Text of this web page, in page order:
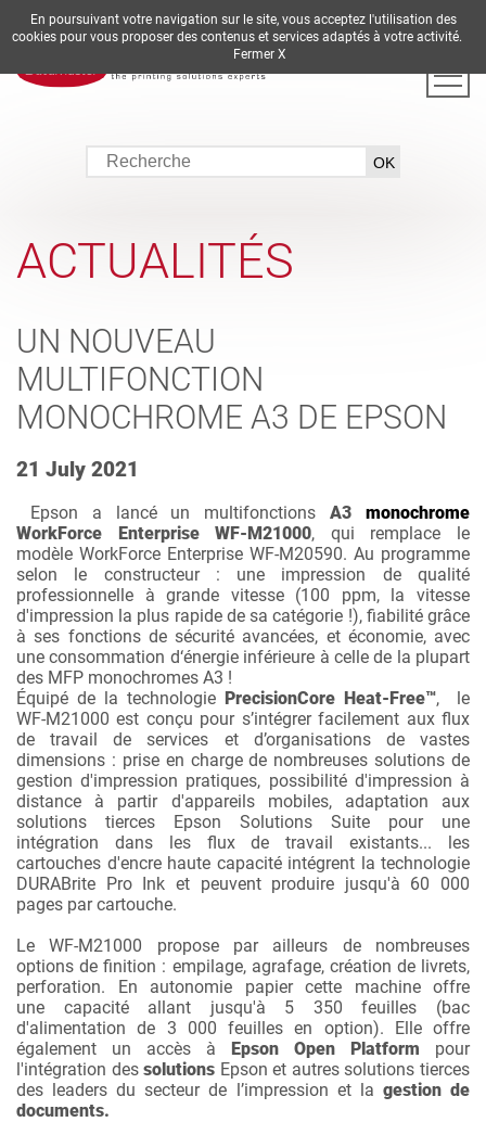
DE EN ES FR IT
ACTUALITÉS
UN NOUVEAU
MULTIFONCTION
MONOCHROME A3 DE EPSON
21 July 2021
Epson a lancé un multifonctions A3
monochrome
WorkForce Enterprise WF-M21000, qui remplace le
modèle WorkForce Enterprise WF-M20590. Au programme
selon le constructeur : une impression de qualité
professionnelle à grande vitesse (100 ppm, la vitesse
d'impression la plus rapide de sa catégorie !), fiabilité grâce
à ses fonctions de sécurité avancées, et économie, avec
une consommation d‘énergie inférieure à celle de la plupart
des MFP monochromes A3 !
Équipé de la technologie PrecisionCore Heat-Free™, le
WF-M21000 est conçu pour s’intégrer facilement aux flux
de travail de services et d’organisations de vastes
dimensions : prise en charge de nombreuses solutions de
gestion d'impression pratiques, possibilité d'impression à
distance à partir d'appareils mobiles, adaptation aux
solutions tierces Epson Solutions Suite pour une
intégration dans les flux de travail existants... les
cartouches d'encre haute capacité intégrent la technologie
DURABrite Pro Ink et peuvent produire jusqu'à 60 000
pages par cartouche.
Le WF-M21000 propose par ailleurs de nombreuses
options de finition : empilage, agrafage, création de livrets,
perforation. En autonomie papier cette machine offre
une capacité allant jusqu'à 5 350 feuilles (bac
d'alimentation de 3 000 feuilles en option). Elle offre
également un accès à Epson Open Platform pour
l'intégration dessolutions Epson et autres solutions tierces
des leaders du secteur de l’impression et la gestion de
documents.
En poursuivant votre navigation sur le site, vous acceptez l'utilisation des
cookies pour vous proposer des contenus et services adaptés à votre activité.
Fermer X